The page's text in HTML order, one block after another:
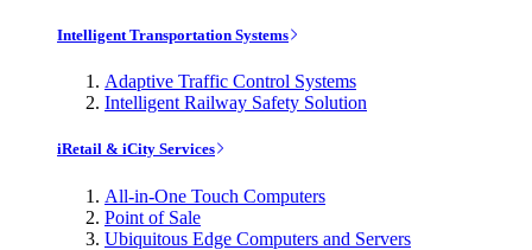
Intelligent Transportation Systems
Adaptive Traffic Control Systems
Intelligent Railway Safety Solution
iRetail & iCity Services
All-in-One Touch Computers
Point of Sale
Ubiquitous Edge Computers and Servers